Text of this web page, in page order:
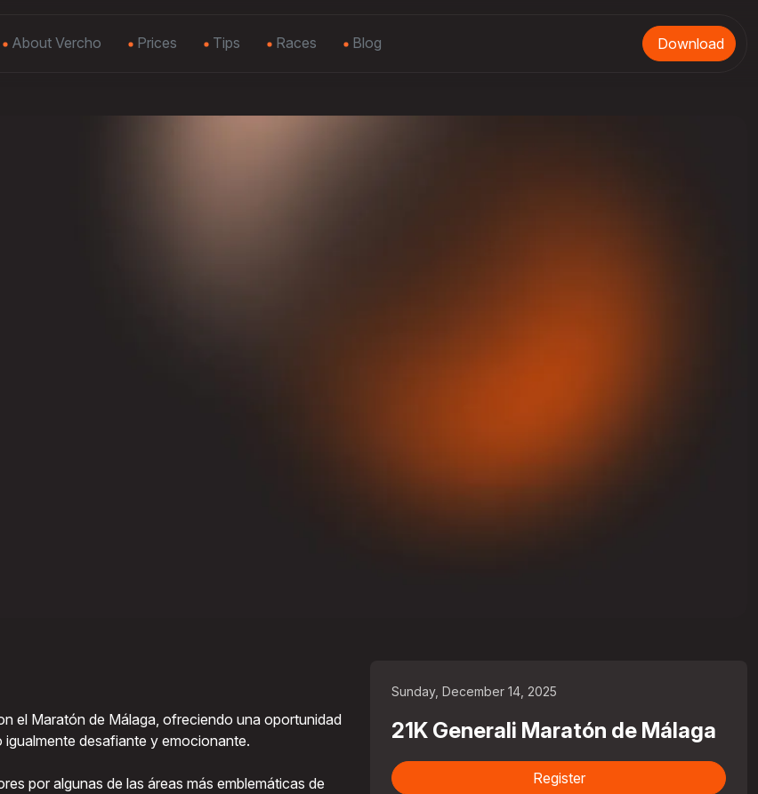
About Vercho Prices Tips Races Blog Download
el Maratón de Málaga, ofreciendo una oportunidad
desafiante y emocionante.
por algunas de las áreas más emblemáticas de
Sunday, December 14, 2025
21K Generali Maratón de Málaga
Register